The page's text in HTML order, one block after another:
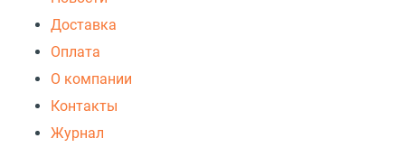
Доставка
Оплата
О компании
Контакты
Журнал